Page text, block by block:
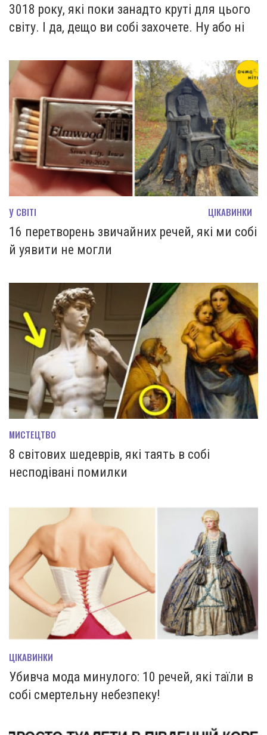
3018 року, які поки занадто круті для цього
світу. І да, дещо ви собі захочете. Ну або ні
У СВІТІ ЦІКАВИНКИ
16 перетворень звичайних речей, які ми собі
й уявити не могли
МИСТЕЦТВО
8 світових шедеврів, які таять в собі
несподівані помилки
ЦІКАВИНКИ
Убивча мода минулого: 10 речей, які таїли в
собі смертельну небезпеку!